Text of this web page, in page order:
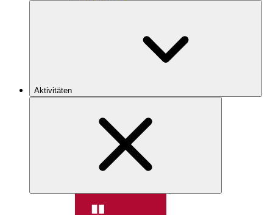
Aktivitäten